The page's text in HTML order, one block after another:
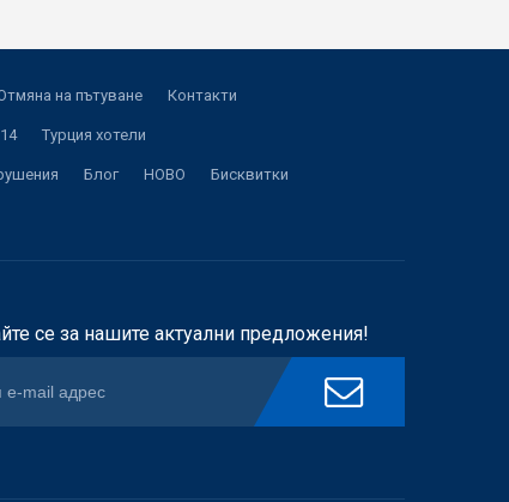
на пътуване Контакти
Турция хотели
Блог НОВО Бисквитки
се за нашите актуални предложения!